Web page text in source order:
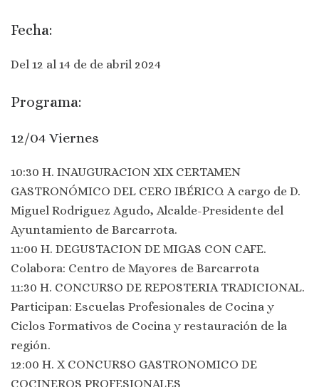
Fecha:
Del 12 al 14 de de abril 2024
Programa:
12/04 Viernes
10:30 H. INAUGURACION XIX CERTAMEN
GASTRONÓMICO DEL CERO IBÉRICO. A cargo de D.
Miguel Rodriguez Agudo, Alcalde-Presidente del
Ayuntamiento de Barcarrota.
11:00 H. DEGUSTACION DE MIGAS CON CAFE.
Colabora: Centro de Mayores de Barcarrota
11:30 H. CONCURSO DE REPOSTERIA TRADICIONAL.
Participan: Escuelas Profesionales de Cocina y
Ciclos Formativos de Cocina y restauración de la
región.
12:00 H. X CONCURSO GASTRONOMICO DE
COCINEROS PROFESIONALES